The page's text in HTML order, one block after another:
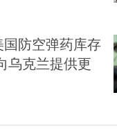
防空弹药库存
乌克兰提供更